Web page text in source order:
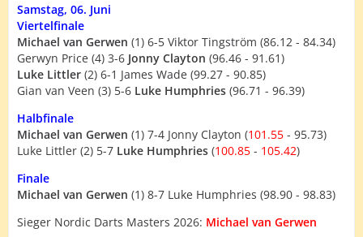
Samstag, 06. Juni
Viertelfinale
Michael van Gerwen (1) 6-5 Viktor Tingström (86.12 - 84.34)
Gerwyn Price (4) 3-6 Jonny Clayton (96.46 - 91.61)
Luke Littler (2) 6-1 James Wade (99.27 - 90.85)
Gian van Veen (3) 5-6 Luke Humphries (96.71 - 96.39)
Halbfinale
Michael van Gerwen (1) 7-4 Jonny Clayton (101.55 - 95.73)
Luke Littler (2) 5-7 Luke Humphries (100.85 - 105.42)
Finale
Michael van Gerwen (1) 8-7 Luke Humphries (98.90 - 98.83)
Sieger Nordic Darts Masters 2026: Michael van Gerwen